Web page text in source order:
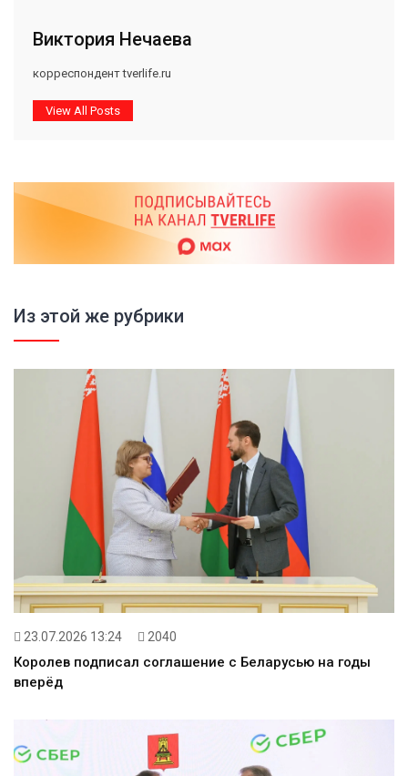
Виктория Нечаева
корреспондент tverlife.ru
View All Posts
Из этой же рубрики
23.07.2026 13:24 2040
Королев подписал соглашение с Беларусью на годы
вперёд